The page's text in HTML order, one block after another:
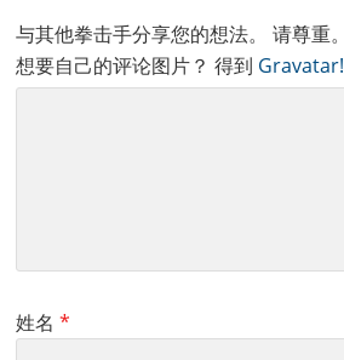
与其他拳击手分享您的想法。 请尊重。
想要自己的评论图片？ 得到 Gravatar!
姓名 *